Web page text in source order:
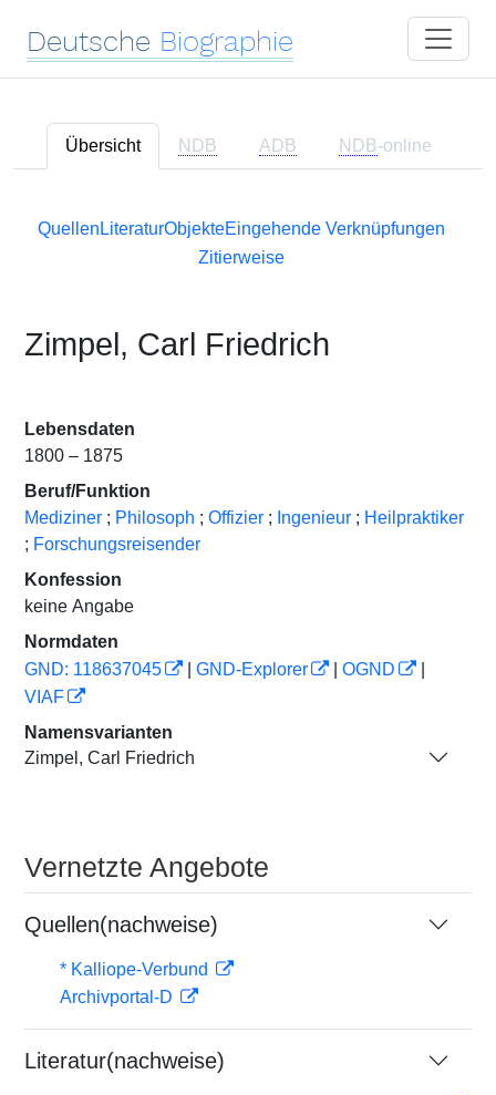
Deutsche Biographie
Übersicht NDB ADB NDB-online
Quellen LiteraturObjekteEingehende Verknüpfungen
Zitierweise
Zimpel, Carl Friedrich
Lebensdaten
1800 – 1875
Beruf/Funktion
Mediziner ; Philosoph ; Offizier ; Ingenieur ; Heilpraktiker
; Forschungsreisender
Konfession
keine Angabe
Normdaten
GND: 118637045
GND-Explorer OGND
VIAF
Namensvarianten
Zimpel, Carl Friedrich
Vernetzte Angebote
Quellen(nachweise)
* Kalliope-Verbund
Archivportal-D
Literatur(nachweise)